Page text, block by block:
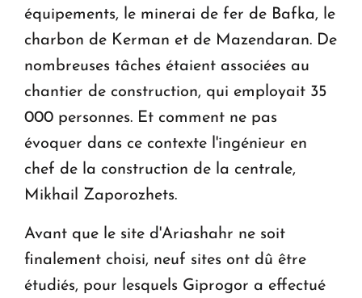
équipements, le minerai de fer de Bafka, le
charbon de Kerman et de Mazendaran. De
nombreuses tâches étaient associées au
chantier de construction, qui employait 35
000 personnes. Et comment ne pas
évoquer dans ce contexte l'ingénieur en
chef de la construction de la centrale,
Mikhail Zaporozhets.
Avant que le site d'Ariashahr ne soit
finalement choisi, neuf sites ont dû être
étudiés, pour lesquels Giprogor a effectué